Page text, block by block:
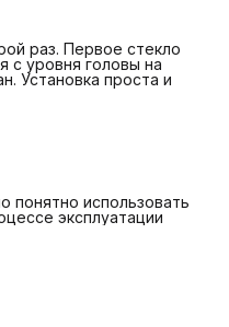
раз. Первое стекло
с уровня головы на
Установка проста и
понятно использовать
эксплуатации